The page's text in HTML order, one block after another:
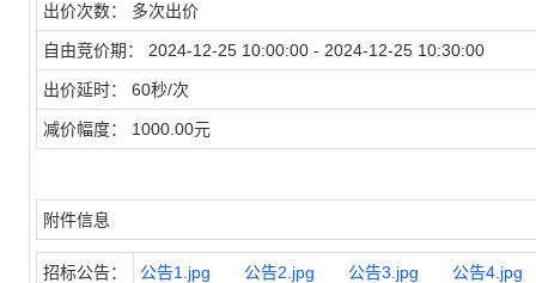
出价次数： 多次出价
自由竞价期： 2024-12-25 10:00:00 - 2024-12-25 10:30:00
出价延时： 60秒/次
减价幅度： 1000.00元
附件信息
招标公告： 公告1.jpg 公告2.jpg 公告3.jpg
公告